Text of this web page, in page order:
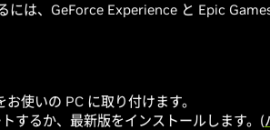
には、GeForce Experience と Epic
使いの PC に取り付けます。
するか、最新版をインストールします。(